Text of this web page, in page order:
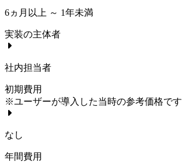
6ヵ月以上 ～ 1年未満
実装の主体者
社内担当者
初期費用
※ユーザーが導入した当時の参考価格です
なし
年間費用